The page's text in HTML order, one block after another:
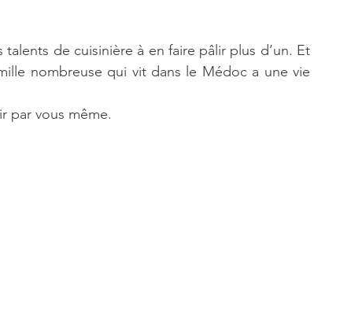
de cuisinière à en faire pâlir plus d’un. Et
nombreuse qui vit dans le Médoc a une vie
par vous même.